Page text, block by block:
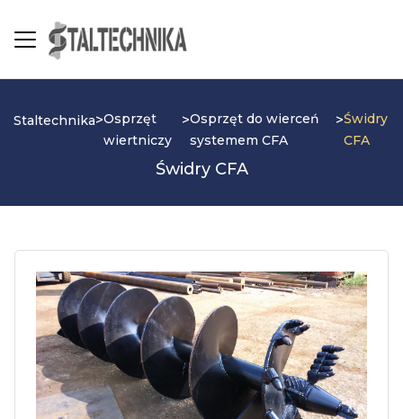
Staltechnika>Osprzęt
wiertniczy
>Osprzęt do wierceń
systemem CFA
>Świdry
CFA
Świdry CFA